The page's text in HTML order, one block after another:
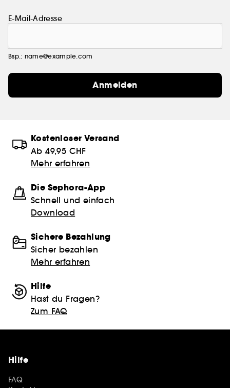
E-Mail-Adresse
Bsp.: name@example.com
Anmelden
Kostenloser Versand
Ab 49,95 CHF
Mehr erfahren
Die Sephora-App
Schnell und einfach
Download
Sichere Bezahlung
Sicher bezahlen
Mehr erfahren
Hilfe
Hast du Fragen?
Zum FAQ
Hilfe
FAQ